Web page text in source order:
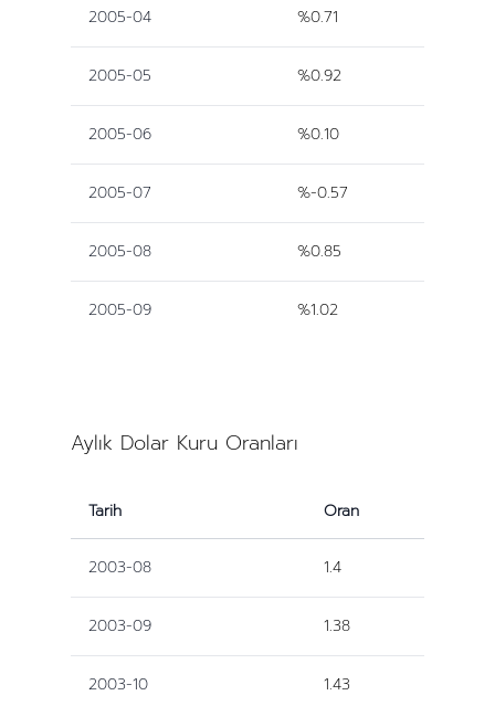
2005-04 %0.71
2005-05 %0.92
2005-06 %0.10
2005-07 %-0.57
2005-08 %0.85
2005-09 %1.02
Aylık Dolar Kuru Oranları
Tarih Oran
2003-08 1.4
2003-09 1.38
2003-10 1.43